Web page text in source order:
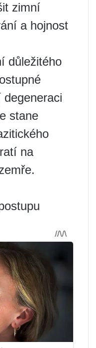
zimní
a hojnost
důležitého
degeneraci
stane
na